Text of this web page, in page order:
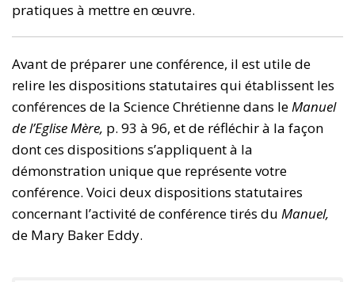
pratiques à mettre en œuvre.
Avant de préparer une conférence, il est utile de
relire les dispositions statutaires qui établissent les
conférences de la Science Chrétienne dans leManuel
de l’Eglise Mère, p. 93 à 96, et de réfléchir à la façon
dont ces dispositions s’appliquent à la
démonstration unique que représente votre
conférence. Voici deux dispositions statutaires
concernant l’activité de conférence tirés du Manuel,
de Mary Baker Eddy.